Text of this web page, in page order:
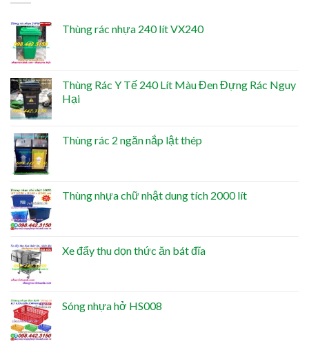
Thùng rác nhựa 240 lít VX240
Thùng Rác Y Tế 240 Lít Màu Đen Đựng Rác Nguy
Hại
Thùng rác 2 ngăn nắp lật thép
Thùng nhựa chữ nhật dung tích 2000 lít
Xe đẩy thu dọn thức ăn bát đĩa
Sóng nhựa hở HS008